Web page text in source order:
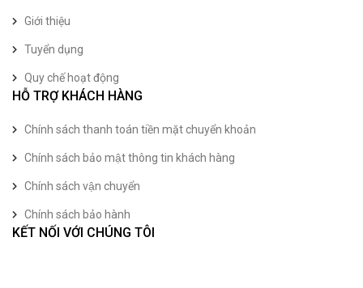
Giới thiệu
Tuyển dụng
Quy chế hoạt động
HỖ TRỢ KHÁCH HÀNG
Chính sách thanh toán tiền mặt chuyển khoản
Chính sách bảo mật thông tin khách hàng
Chính sách vận chuyển
Chính sách bảo hành
KẾT NỐI VỚI CHÚNG TÔI